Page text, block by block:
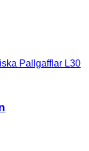
Pallgafflar L30